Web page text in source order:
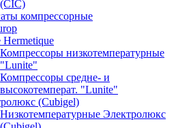
(CIC)
компрессорные
Hermetique
Компрессоры низкотемпературные
"Lunite"
Компрессоры средне- и
высокотемперат. "Lunite"
(Cubigel)
Низкотемпературные Электролюкс